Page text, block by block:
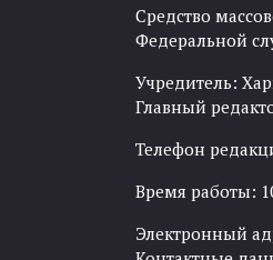
Средство
Федеральной
Учредитель:
Главный
Телефон
Время работы:
Электронный